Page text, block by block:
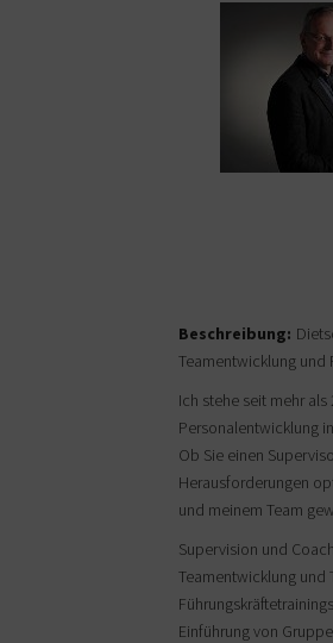
Beschreibung:
Teamentwicklung und
Ich stehe seit mehr
Personalentwicklung
Ob Sie einen
Herausforderungen
und meinem Team
Supervision und
Teamentwicklung und
Führungskräftetrainings
Einführung von